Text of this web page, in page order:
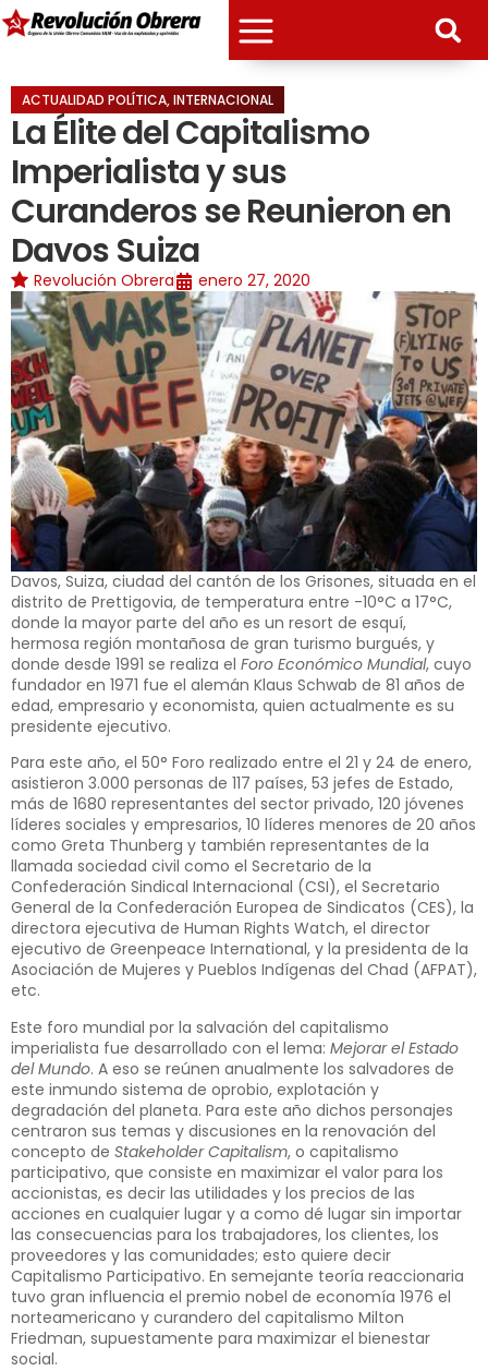
ACTUALIDAD POLÍTICA,INTERNACIONAL
La Élite del Capitalismo
Imperialista y sus
Curanderos se Reunieron en
Davos Suiza
Revolución Obrera enero 27, 2020
Davos, Suiza, ciudad del cantón de los Grisones, situada en el
distrito de Prettigovia, de temperatura entre -10°C a 17°C,
donde la mayor parte del año es un resort de esquí,
hermosa región montañosa de gran turismo burgués, y
donde desde 1991 se realiza el Foro Económico Mundial, cuyo
fundador en 1971 fue el alemán Klaus Schwab de 81 años de
edad, empresario y economista, quien actualmente es su
presidente ejecutivo.
Para este año, el 50° Foro realizado entre el 21 y 24 de enero,
asistieron 3.000 personas de 117 países, 53 jefes de Estado,
más de 1680 representantes del sector privado, 120 jóvenes
líderes sociales y empresarios, 10 líderes menores de 20 años
como Greta Thunberg y también representantes de la
llamada sociedad civil como el Secretario de la
Confederación Sindical Internacional (CSI), el Secretario
General de la Confederación Europea de Sindicatos (CES), la
directora ejecutiva de Human Rights Watch, el director
ejecutivo de Greenpeace International, y la presidenta de la
Asociación de Mujeres y Pueblos Indígenas del Chad (AFPAT),
etc.
Este foro mundial por la salvación del capitalismo
imperialista fue desarrollado con el lema: Mejorar el Estado
del Mundo. A eso se reúnen anualmente los salvadores de
este inmundo sistema de oprobio, explotación y
degradación del planeta. Para este año dichos personajes
centraron sus temas y discusiones en la renovación del
concepto de Stakeholder Capitalism, o capitalismo
participativo, que consiste en maximizar el valor para los
accionistas, es decir las utilidades y los precios de las
acciones en cualquier lugar y a como dé lugar sin importar
las consecuencias para los trabajadores, los clientes, los
proveedores y las comunidades; esto quiere decir
Capitalismo Participativo. En semejante teoría reaccionaria
tuvo gran influencia el premio nobel de economía 1976 el
norteamericano y curandero del capitalismo Milton
Friedman, supuestamente para maximizar el bienestar
social.